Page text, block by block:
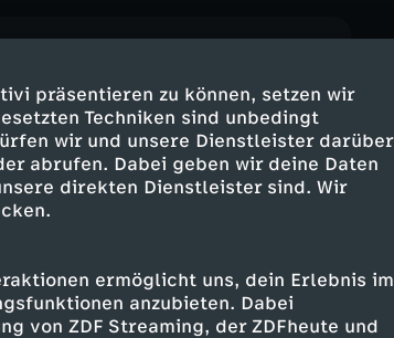
präsentieren zu können, setzen wir
Techniken sind unbedingt
wir und unsere Dienstleister darüber
abrufen. Dabei geben wir deine Daten
direkten Dienstleister sind. Wir
ermöglicht uns, dein Erlebnis im
anzubieten. Dabei
von ZDF Streaming, der ZDFheute und